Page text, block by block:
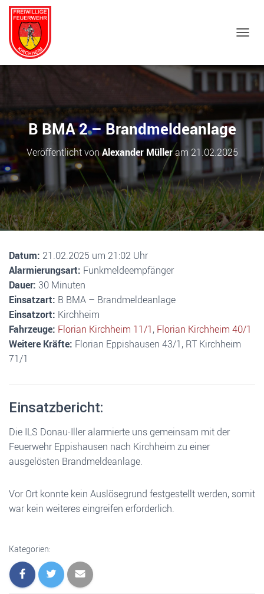
B BMA 2 – Brandmeldeanlage
Veröffentlicht vonAlexander Mülleram 21.02.2025
Datum: 21.02.2025 um 21:02 Uhr
Alarmierungsart: Funkmeldeempfänger
Dauer: 30 Minuten
Einsatzart: B BMA – Brandmeldeanlage
Einsatzort: Kirchheim
Fahrzeuge: Florian Kirchheim 11/1, Florian Kirchheim 40/1
Weitere Kräfte: Florian Eppishausen 43/1, RT Kirchheim
71/1
Einsatzbericht:
Die ILS Donau-Iller alarmierte uns gemeinsam mit der
Feuerwehr Eppishausen nach Kirchheim zu einer
ausgelösten Brandmeldeanlage.
Vor Ort konnte kein Auslösegrund festgestellt werden, somit
war kein weiteres eingreifen erforderlich.
Kategorien: